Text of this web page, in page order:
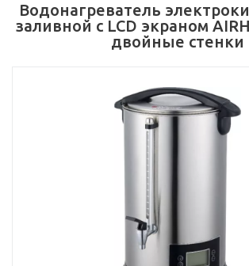
Водонагреватель
заливной с LCD экраном
двойные стенки